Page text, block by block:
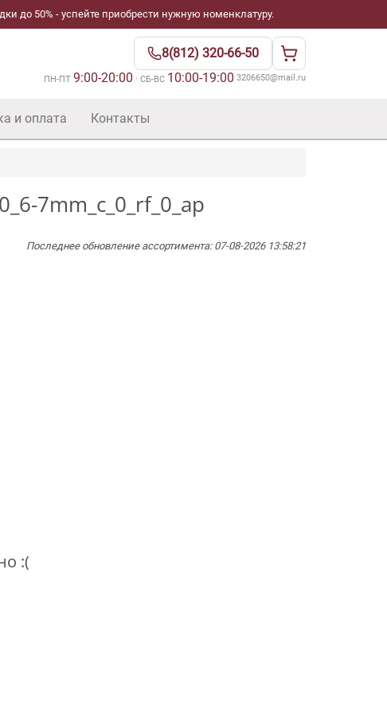
до 50% - успейте приобрести нужную номенклатуру.
8(812) 320-66-50
ПН-ПТ 9:00-20:00 · СБ-ВС 10:00-19:00·3206650@mail.ru
и оплата Контакты
7mm_c_0_rf_0_ap
Последнее обновление ассортимента: 07-08-2026 13:58:21
:(